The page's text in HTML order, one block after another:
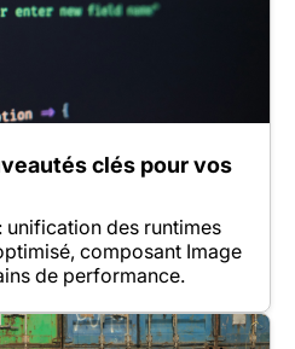
clés pour vos
unification des runtimes
composant Image
de performance.